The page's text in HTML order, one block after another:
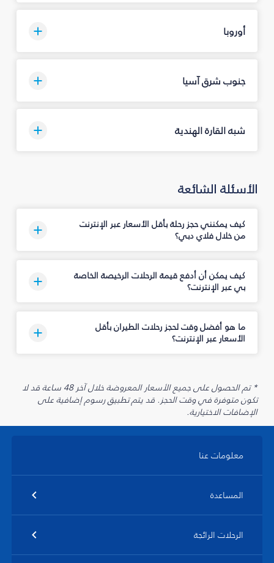
أوروبا
جنوب شرق آسيا
شبه القارة الهندية
الأسئلة الشائعة
كيف يمكنني حجز رحلة بأقل الأسعار عبر الإنترنت
من خلال فلاي دبي؟
كيف يمكن أن أدفع قيمة الرحلات الرخيصة الخاصة
بي عبر الإنترنت؟
ما هو أفضل وقت لحجز رحلات الطيران بأقل
الأسعار عبر الإنترنت؟
* تم الحصول على جميع الأسعار المعروضة خلال آخر 48 ساعة قد لا
تكون متوفرة في وقت الحجز. قد يتم تطبيق رسوم إضافية على
الإضافات الاختيارية.
معلومات عنا
المساعدة
الرحلات الرائجة